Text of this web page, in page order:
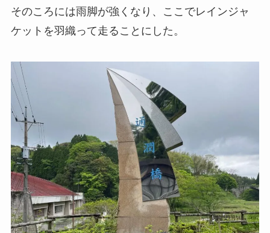
そのころには雨脚が強くなり、ここでレインジャ
ケットを羽織って走ることにした。